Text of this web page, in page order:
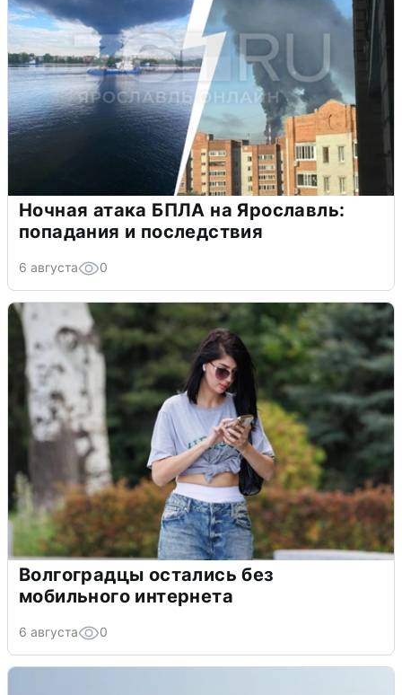
Ночная атака БПЛА на Ярославль:
попадания и последствия
6 августа 0
Волгоградцы остались без
мобильного интернета
6 августа 0